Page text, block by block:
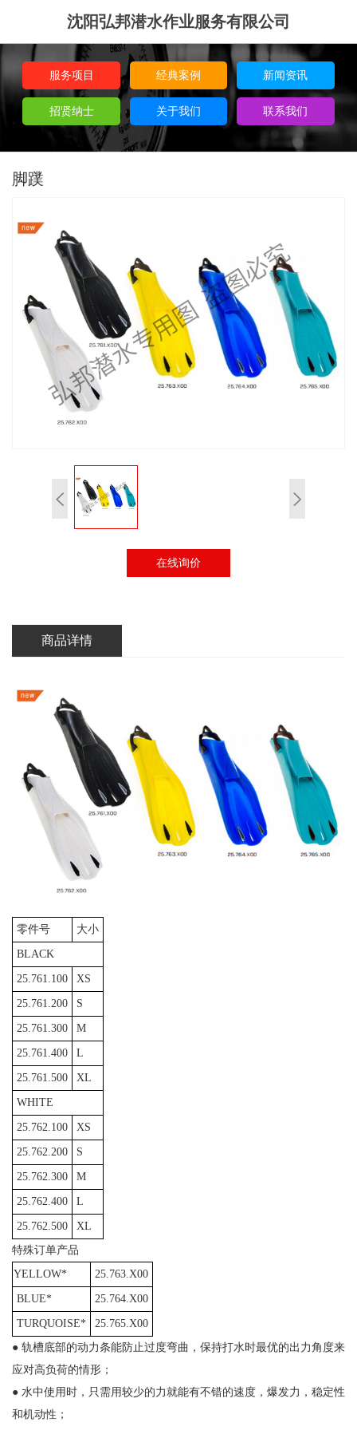
沈阳弘邦潜水作业服务有限公司
服务项目 经典案例 新闻资讯
招贤纳士 关于我们 联系我们
脚蹼
在线询价
商品详情
零件号 大小
BLACK
25.761.100 XS
25.761.200 S
25.761.300 M
25.761.400 L
25.761.500 XL
WHITE
25.762.100 XS
25.762.200 S
25.762.300 M
25.762.400 L
25.762.500
XL
特殊订单产品
YELLOW*
25.763.X00
BLUE* 25.764.X00
TURQUOISE*
25.765.X00
● 轨槽底部的动力条能防止过度弯曲，保持打水时最优的出力角度来
应对高负荷的情形；
● 水中使用时，只需用较少的力就能有不错的速度，爆发力，稳定性
和机动性；